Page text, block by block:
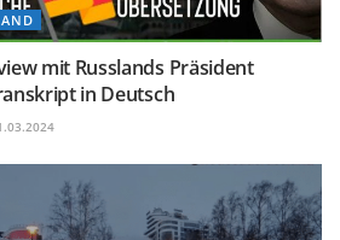
mit Russlands Präsident
in Deutsch